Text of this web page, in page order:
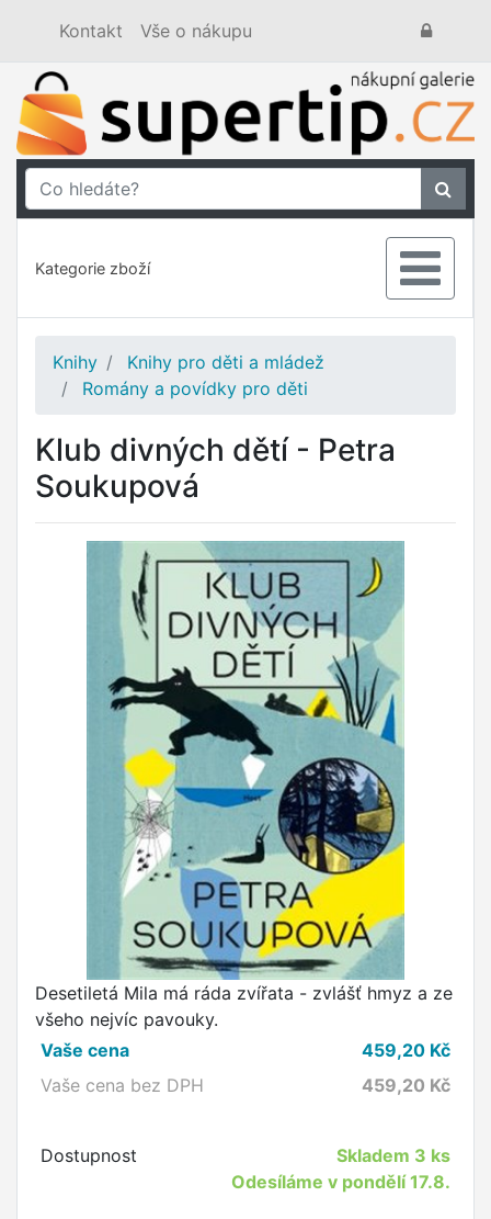
Kontakt Vše o nákupu
Kategorie zboží
Knihy
Knihy pro děti a mládež
Romány a povídky pro děti
Klub divných dětí - Petra
Soukupová
Desetiletá Mila má ráda zvířata - zvlášť hmyz a ze
všeho nejvíc pavouky.
Vaše cena
459,20 Kč
Vaše cena bez DPH
459,20 Kč
Dostupnost Skladem 3 ks
Odesíláme v pondělí 17.8.